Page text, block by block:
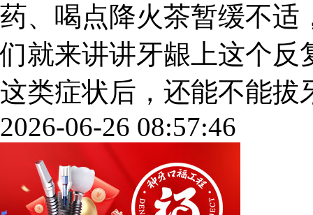
药、喝点降火茶暂缓不适
们就来讲讲牙龈上这个反
这类症状后，还能不能拔
2026-06-26 08:57:46